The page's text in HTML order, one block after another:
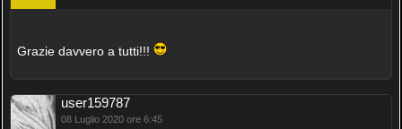
Grazie davvero a tutti!!!
user159787
08 Luglio 2020 ore 6:45